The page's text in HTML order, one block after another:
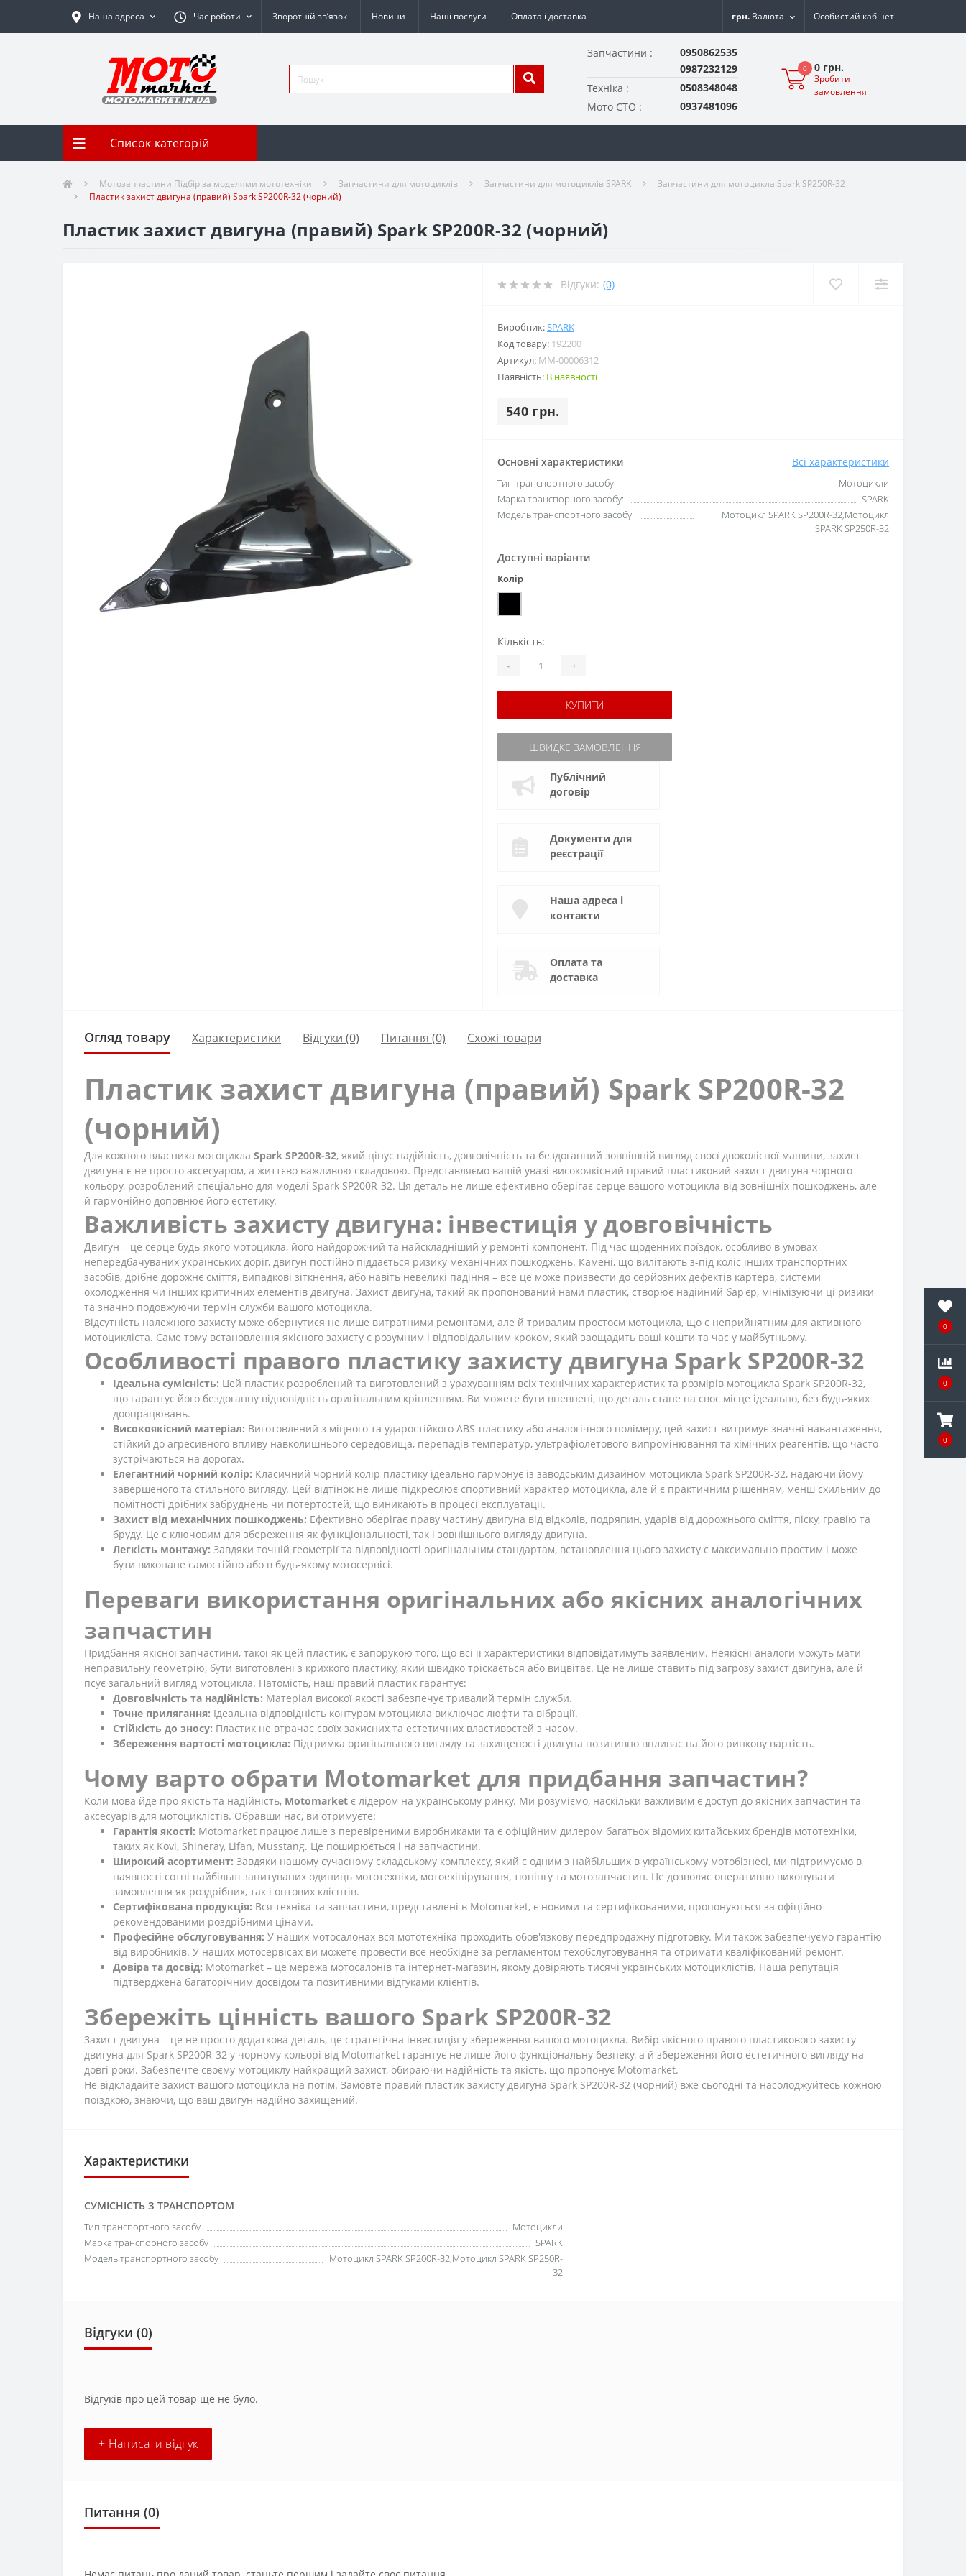
0
0
0
Наша адреса Час роботи Зворотній зв’язок Новини Наші послуги Оплата і доставка грн. Валюта Особистий кабінет
Запчастини :
0950862535
0987232129
Техніка :
0508348048
Мото СТО :
0937481096
0 0 грн.
Зробити
замовлення
Список категорій
Мотозапчастини Підбір за моделями мототехніки Запчастини для мотоциклів Запчастини для мотоциклів SPARK
Запчастини для мотоцикла Spark SP250R-32
Пластик захист двигуна (правий) Spark SP200R-32 (чорний)
Пластик захист двигуна (правий) Spark SP200R-32 (чорний)
Відгуки: (0)
Виробник:SPARK
Код товару: 192200
Артикул: MM-00006312
Наявність: В наявності
540 грн.
Основні характеристики Всі характеристики
Тип транспортного засобу:
Мотоцикли
Марка транспорного засобу:
SPARK
Модель транспортного засобу:
Мотоцикл SPARK SP200R-32,Мотоцикл
SPARK SP250R-32
Доступні варіанти
Колір
Кількість:
- +
КУПИТИ
ШВИДКЕ ЗАМОВЛЕННЯ
Публічний
договір
Документи для
реєстрації
Наша адреса і
контакти
Оплата та
доставка
Огляд товару Характеристики Відгуки (0) Питання (0) Схожі товари
Пластик захист двигуна (правий) Spark SP200R-32
(чорний)
Для кожного власника мотоцикла Spark SP200R-32, який цінує надійність, довговічність та бездоганний зовнішній вигляд своєї двоколісної машини, захист
двигуна є не просто аксесуаром, а життєво важливою складовою. Представляємо вашій увазі високоякісний правий пластиковий захист двигуна чорного
кольору, розроблений спеціально для моделі Spark SP200R-32. Ця деталь не лише ефективно оберігає серце вашого мотоцикла від зовнішніх пошкоджень, але
й гармонійно доповнює його естетику.
Важливість захисту двигуна: інвестиція у довговічність
Двигун – це серце будь-якого мотоцикла, його найдорожчий та найскладніший у ремонті компонент. Під час щоденних поїздок, особливо в умовах
непередбачуваних українських доріг, двигун постійно піддається ризику механічних пошкоджень. Камені, що вилітають з-під коліс інших транспортних
засобів, дрібне дорожнє сміття, випадкові зіткнення, або навіть невеликі падіння – все це може призвести до серйозних дефектів картера, системи
охолодження чи інших критичних елементів двигуна. Захист двигуна, такий як пропонований нами пластик, створює надійний бар'єр, мінімізуючи ці ризики
та значно подовжуючи термін служби вашого мотоцикла.
Відсутність належного захисту може обернутися не лише витратними ремонтами, але й тривалим простоєм мотоцикла, що є неприйнятним для активного
мотоцикліста. Саме тому встановлення якісного захисту є розумним і відповідальним кроком, який заощадить ваші кошти та час у майбутньому.
Особливості правого пластику захисту двигуна Spark SP200R-32
Ідеальна сумісність: Цей пластик розроблений та виготовлений з урахуванням всіх технічних характеристик та розмірів мотоцикла Spark SP200R-32,
що гарантує його бездоганну відповідність оригінальним кріпленням. Ви можете бути впевнені, що деталь стане на своє місце ідеально, без будь-яких
доопрацювань.
Високоякісний матеріал: Виготовлений з міцного та ударостійкого ABS-пластику або аналогічного полімеру, цей захист витримує значні навантаження,
стійкий до агресивного впливу навколишнього середовища, перепадів температур, ультрафіолетового випромінювання та хімічних реагентів, що часто
зустрічаються на дорогах.
Елегантний чорний колір: Класичний чорний колір пластику ідеально гармонує із заводським дизайном мотоцикла Spark SP200R-32, надаючи йому
завершеного та стильного вигляду. Цей відтінок не лише підкреслює спортивний характер мотоцикла, але й є практичним рішенням, менш схильним до
помітності дрібних забруднень чи потертостей, що виникають в процесі експлуатації.
Захист від механічних пошкоджень: Ефективно оберігає праву частину двигуна від відколів, подряпин, ударів від дорожнього сміття, піску, гравію та
бруду. Це є ключовим для збереження як функціональності, так і зовнішнього вигляду двигуна.
Легкість монтажу: Завдяки точній геометрії та відповідності оригінальним стандартам, встановлення цього захисту є максимально простим і може
бути виконане самостійно або в будь-якому мотосервісі.
Переваги використання оригінальних або якісних аналогічних
запчастин
Придбання якісної запчастини, такої як цей пластик, є запорукою того, що всі її характеристики відповідатимуть заявленим. Неякісні аналоги можуть мати
неправильну геометрію, бути виготовлені з крихкого пластику, який швидко тріскається або вицвітає. Це не лише ставить під загрозу захист двигуна, але й
псує загальний вигляд мотоцикла. Натомість, наш правий пластик гарантує:
Довговічність та надійність: Матеріал високої якості забезпечує тривалий термін служби.
Точне прилягання: Ідеальна відповідність контурам мотоцикла виключає люфти та вібрації.
Стійкість до зносу: Пластик не втрачає своїх захисних та естетичних властивостей з часом.
Збереження вартості мотоцикла: Підтримка оригінального вигляду та захищеності двигуна позитивно впливає на його ринкову вартість.
Чому варто обрати Motomarket для придбання запчастин?
Коли мова йде про якість та надійність, Motomarket є лідером на українському ринку. Ми розуміємо, наскільки важливим є доступ до якісних запчастин та
аксесуарів для мотоциклістів. Обравши нас, ви отримуєте:
Гарантія якості: Motomarket працює лише з перевіреними виробниками та є офіційним дилером багатьох відомих китайських брендів мототехніки,
таких як Kovi, Shineray, Lifan, Musstang. Це поширюється і на запчастини.
Широкий асортимент: Завдяки нашому сучасному складському комплексу, який є одним з найбільших в українському мотобізнесі, ми підтримуємо в
наявності сотні найбільш запитуваних одиниць мототехніки, мотоекіпірування, тюнінгу та мотозапчастин. Це дозволяє оперативно виконувати
замовлення як роздрібних, так і оптових клієнтів.
Сертифікована продукція: Вся техніка та запчастини, представлені в Motomarket, є новими та сертифікованими, пропонуються за офіційно
рекомендованими роздрібними цінами.
Професійне обслуговування: У наших мотосалонах вся мототехніка проходить обов'язкову передпродажну підготовку. Ми також забезпечуємо гарантію
від виробників. У наших мотосервісах ви можете провести все необхідне за регламентом техобслуговування та отримати кваліфікований ремонт.
Довіра та досвід: Motomarket – це мережа мотосалонів та інтернет-магазин, якому довіряють тисячі українських мотоциклістів. Наша репутація
підтверджена багаторічним досвідом та позитивними відгуками клієнтів.
Збережіть цінність вашого Spark SP200R-32
Захист двигуна – це не просто додаткова деталь, це стратегічна інвестиція у збереження вашого мотоцикла. Вибір якісного правого пластикового захисту
двигуна для Spark SP200R-32 у чорному кольорі від Motomarket гарантує не лише його функціональну безпеку, а й збереження його естетичного вигляду на
довгі роки. Забезпечте своєму мотоциклу найкращий захист, обираючи надійність та якість, що пропонує Motomarket.
Не відкладайте захист вашого мотоцикла на потім. Замовте правий пластик захисту двигуна Spark SP200R-32 (чорний) вже сьогодні та насолоджуйтесь кожною
поїздкою, знаючи, що ваш двигун надійно захищений.
Характеристики
СУМІСНІСТЬ З ТРАНСПОРТОМ
Тип транспортного засобу
Мотоцикли
Марка транспорного засобу
SPARK
Модель транспортного засобу
Мотоцикл SPARK SP200R-32,Мотоцикл SPARK SP250R-
32
Відгуки (0)
Відгуків про цей товар ще не було.
+ Написати відгук
Питання (0)